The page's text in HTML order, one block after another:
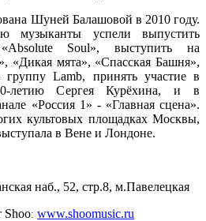
Шуней Балашовой в 2010 году.
музыканты успели выпустить
Absolute Soul», выступить на
», «Дикая мята», «Спасская Башня»,
группуLamb, принять участие в
летию Сергея Курёхина, и в
«Россия 1» - «Главная сцена».
культовых площадках Москвы,
в Вене и Лондоне.
наб., 52, стр.8, м.Павелецкая
Shoo:www.shoomusic.ru